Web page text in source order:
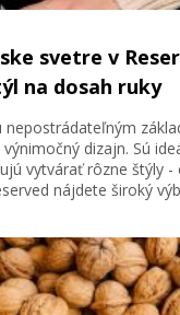
svetre v
na dosah ruky
nepostrádateľným
dizajn. Sú
vytvárať rôzne štýly -
nájdete široký